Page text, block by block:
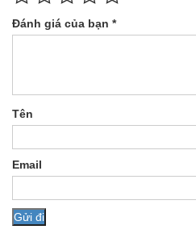
Đánh giá của bạn *
Tên
Email